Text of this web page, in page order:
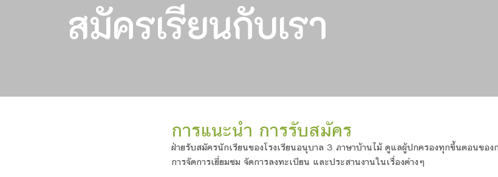
สมัครเรียนกับเรา
การแนะนำ การรับสมัคร
ฝ่ายรับสมัครนักเรียนของโรงเรียนอนุบาล 3 ภาษาบ้านไม้ ดูแลผู้ปกครองทุกขึ้นตอนขอ
การจัดการเยี่ยมชม จัดการลงทะเบียน และประสานงานในเรื่องต่างๆ